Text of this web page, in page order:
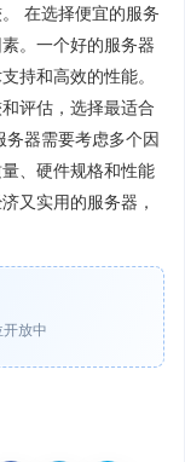
在选择便宜的服务
。一个好的服务器
持和高效的性能。
评估，选择最适合
器需要考虑多个因
、硬件规格和性能
又实用的服务器，
放中